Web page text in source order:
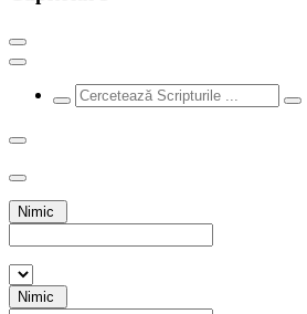
Nimic
Nimic